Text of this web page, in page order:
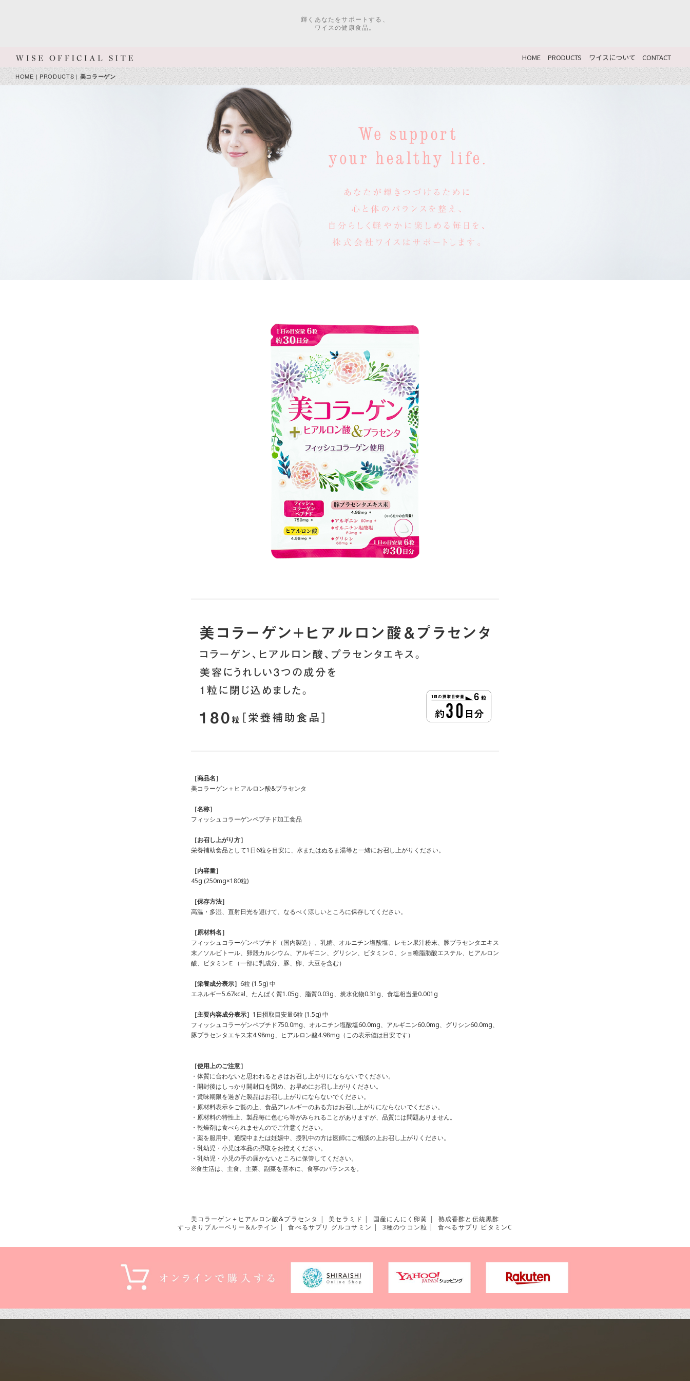
輝くあなたをサポートする、
ワイスの健康食品。
HOME PRODUCTS ワイスについて CONTACT
HOME|PRODUCTS|美コラーゲン
［商品名］
美コラーゲン＋ヒアルロン酸&プラセンタ
［名称］
フィッシュコラーゲンペプチド加工食品
［お召し上がり⽅］
栄養補助⾷品として1⽇6粒を⽬安に、⽔またはぬるま湯等と⼀緒にお召し上がりください。
［内容量］
45g (250mg×180粒)
［保存⽅法］
⾼温・多湿、直射⽇光を避けて、なるべく涼しいところに保存してください。
［原材料名］
フィッシュコラーゲンペプチド（国内製造）、乳糖、オルニチン塩酸塩、レモン果汁粉末、豚プラセンタエキス
末／ソルビトール、卵殻カルシウム、アルギニン、グリシン、ビタミンＣ、ショ糖脂肪酸エステル、ヒアルロン
酸、ビタミンＥ（⼀部に乳成分、豚、卵、⼤⾖を含む）
［栄養成分表⽰］ 6粒 (1.5g) 中
エネルギー5.67kcal、たんぱく質1.05g、脂質0.03g、炭⽔化物0.31g、⾷塩相当量0.001g
［主要内容成分表⽰］ 1日摂取目安量6粒 (1.5g) 中
フィッシュコラーゲンペプチド750.0mg、オルニチン塩酸塩60.0mg、アルギニン60.0mg、グリシン60.0mg、
豚プラセンタエキス末4.98mg、ヒアルロン酸4.98mg（この表⽰値は⽬安です）
［使⽤上のご注意］
・体質に合わないと思われるときはお召し上がりにならないでください。
・開封後はしっかり開封⼝を閉め、お早めにお召し上がりください。
・賞味期限を過ぎた製品はお召し上がりにならないでください。
・原材料表⽰をご覧の上、⾷品アレルギーのある⽅はお召し上がりにならないでください。
・原材料の特性上、製品毎に⾊むら等がみられることがありますが、品質には問題ありません。
・乾燥剤は⾷べられませんのでご注意ください。
・薬を服⽤中、通院中または妊娠中、授乳中の⽅は医師にご相談の上お召し上がりください。
・乳幼児・⼩児は本品の摂取をお控えください。
・乳幼児・⼩児の⼿の届かないところに保管してください。
※⾷⽣活は、主⾷、主菜、副菜を基本に、⾷事のバランスを。
美コラーゲン＋ヒアルロン酸&プラセンタ |美セラミド | 国産にんにく卵黄 | 熟成香酢と伝統黒酢
すっきりブルーベリー&ルテイン |食べるサプリ グルコサミン | 3種のウコン粒 |食べるサプリ ビタミンC